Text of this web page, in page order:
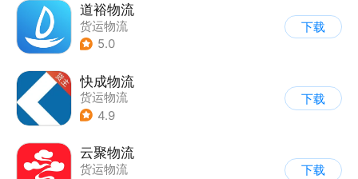
道裕物流
货运物流
5.0
下载
快成物流
货运物流
4.9
下载
云聚物流
货运物流
下载